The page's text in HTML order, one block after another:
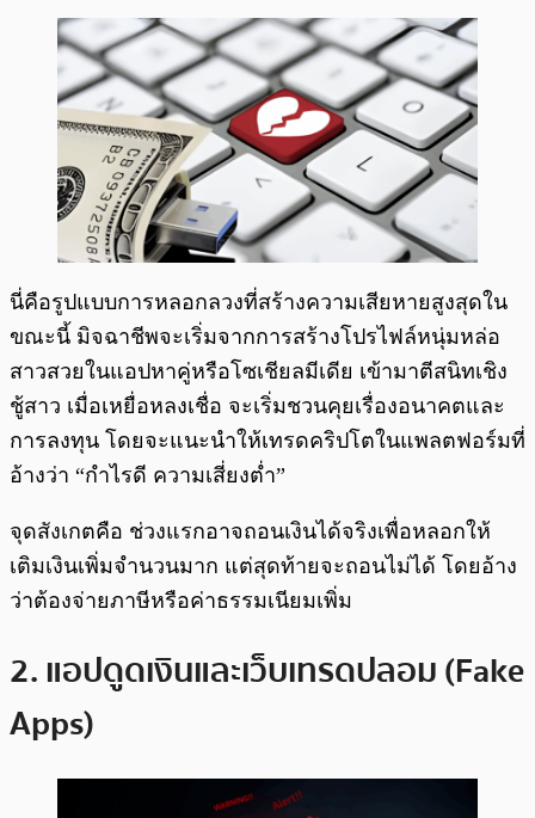
นี่คือรูปแบบการหลอกลวงที่สร้างความเสียหายสูงสุดใน
ขณะนี้ มิจฉาชีพจะเริ่มจากการสร้างโปรไฟล์หนุ่มหล่อ
สาวสวยในแอปหาคู่หรือโซเชียลมีเดีย เข้ามาตีสนิทเชิง
ชู้สาว เมื่อเหยื่อหลงเชื่อ จะเริ่มชวนคุยเรื่องอนาคตและ
การลงทุน โดยจะแนะนำให้เทรดคริปโตในแพลตฟอร์มที่
อ้างว่า “กำไรดี ความเสี่ยงต่ำ”
จุดสังเกตคือ ช่วงแรกอาจถอนเงินได้จริงเพื่อหลอกให้
เติมเงินเพิ่มจำนวนมาก แต่สุดท้ายจะถอนไม่ได้ โดยอ้าง
ว่าต้องจ่ายภาษีหรือค่าธรรมเนียมเพิ่ม
2. แอปดูดเงินและเว็บเทรดปลอม (Fake
Apps)